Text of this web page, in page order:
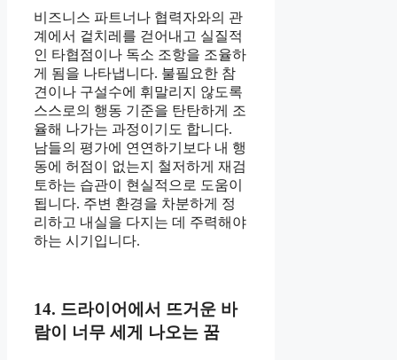
비즈니스 파트너나 협력자와의 관
계에서 겉치레를 걷어내고 실질적
인 타협점이나 독소 조항을 조율하
게 됨을 나타냅니다. 불필요한 참
견이나 구설수에 휘말리지 않도록
스스로의 행동 기준을 탄탄하게 조
율해 나가는 과정이기도 합니다.
남들의 평가에 연연하기보다 내 행
동에 허점이 없는지 철저하게 재검
토하는 습관이 현실적으로 도움이
됩니다. 주변 환경을 차분하게 정
리하고 내실을 다지는 데 주력해야
하는 시기입니다.
14. 드라이어에서 뜨거운 바
람이 너무 세게 나오는 꿈